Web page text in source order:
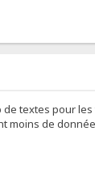
textes pour
moins de